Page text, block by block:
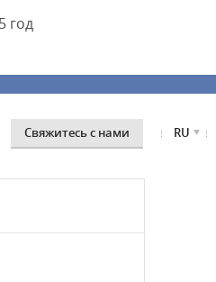
год
Cвяжитесь с нами RU